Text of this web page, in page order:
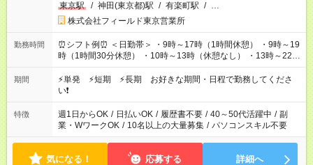
東京駅
/ 神田(東京都)駅 / 有楽町駅 / …
株式会社フィールド東京営業所
勤務時間
⏰シフト例⏰ ＜日勤帯＞ ・9時～17時（1時間休憩） ・9時～19
時（1時間30分休憩） ・10時～13時（休憩なし） ・13時～22時
（1時間休憩） ＜夜勤帯＞ ・22時～午前2時（休憩なし） ・23
時～午前7時（1時間休憩） ・午前0時～6時（休憩なし） ※案件
や日程により変動があります。 ※なるべく希望シフトに合うよ
う調整しております。
期間
⚡単発 ⚡短期 ⚡長期 お好きな期間・日程で勤務してくださ
い❗
特徴 週1日からOK / 日払いOK / 履歴書不要 / 40～50代活躍中 / 副
業・WワークOK / 10名以上の大量募集 / パソコンスキル不要
気になる！ 応募する 詳細へ